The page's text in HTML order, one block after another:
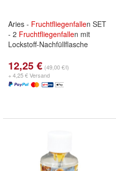
Aries - Fruchtfliegenfallen SET
- 2 Fruchtfliegenfallen mit
Lockstoff-Nachfüllflasche
12,25 € (49,00 €/l)
+ 4,25 € Versand